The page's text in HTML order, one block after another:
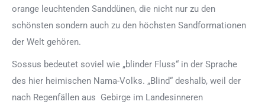
orange leuchtenden Sanddünen, die nicht nur zu den
schönsten sondern auch zu den höchsten Sandformationen
der Welt gehören.
Sossus bedeutet soviel wie „blinder Fluss“ in der Sprache
des hier heimischen Nama-Volks. „Blind“ deshalb, weil der
nach Regenfällen aus Gebirge im Landesinneren